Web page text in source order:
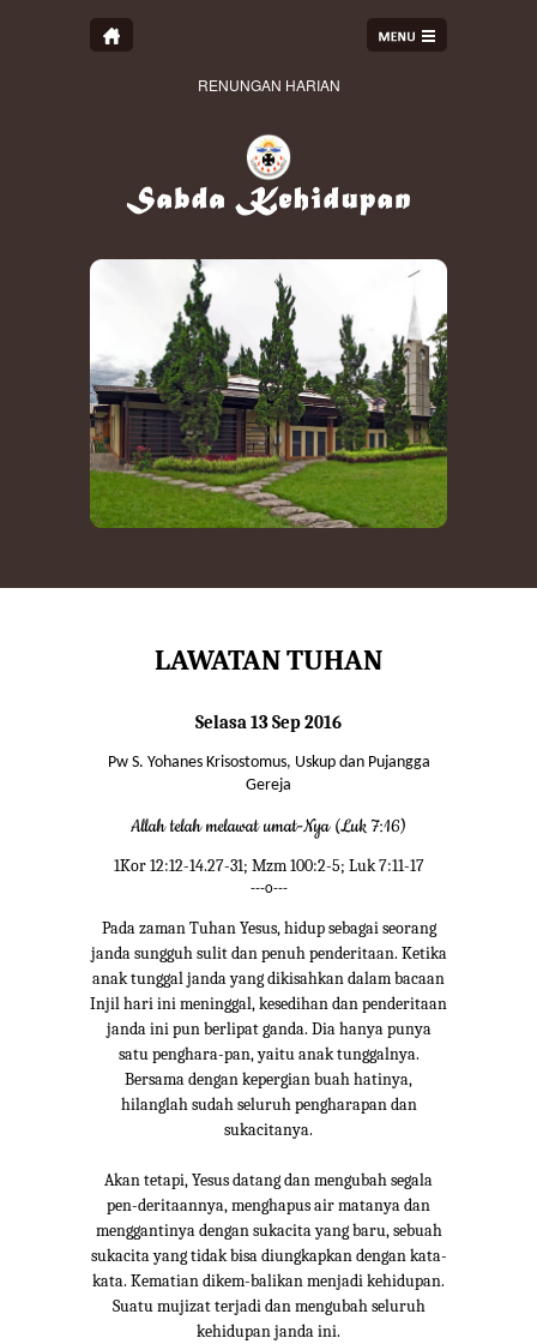
RENUNGAN HARIAN
LAWATAN TUHAN
Selasa 13 Sep 2016
Pw S. Yohanes Krisostomus, Uskup dan Pujangga
Gereja
Allah telah melawat umat-Nya (Luk 7:16)
1Kor 12:12-14.27-31; Mzm 100:2-5; Luk 7:11-17
---o---
Pada zaman Tuhan Yesus, hidup sebagai seorang
janda sungguh sulit dan penuh penderitaan. Ketika
anak tunggal janda yang dikisahkan dalam bacaan
Injil hari ini meninggal, kesedihan dan penderitaan
janda ini pun berlipat ganda. Dia hanya punya
satu penghara-pan, yaitu anak tunggalnya.
Bersama dengan kepergian buah hatinya,
hilanglah sudah seluruh pengharapan dan
sukacitanya.
Akan tetapi, Yesus datang dan mengubah segala
pen-deritaannya, menghapus air matanya dan
menggantinya dengan sukacita yang baru, sebuah
sukacita yang tidak bisa diungkapkan dengan kata-
kata. Kematian dikem-balikan menjadi kehidupan.
Suatu mujizat terjadi dan mengubah seluruh
kehidupan janda ini.